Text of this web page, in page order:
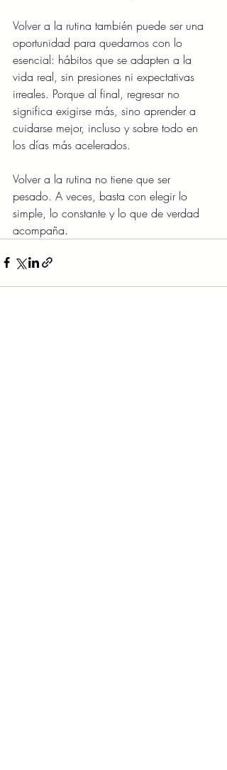
Volver a la rutina también puede ser una
oportunidad para quedarnos con lo
esencial: hábitos que se adapten a la
vida real, sin presiones ni expectativas
irreales. Porque al final, regresar no
significa exigirse más, sino aprender a
cuidarse mejor, incluso y sobre todo en
los días más acelerados.
Volver a la rutina no tiene que ser
pesado. A veces, basta con elegir lo
simple, lo constante y lo que de verdad
acompaña.